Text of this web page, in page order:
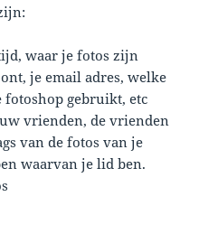
waar je fotos zijn
je email adres, welke
fotoshop gebruikt, etc
vrienden, de vrienden
van de fotos van je
waarvan je lid ben.